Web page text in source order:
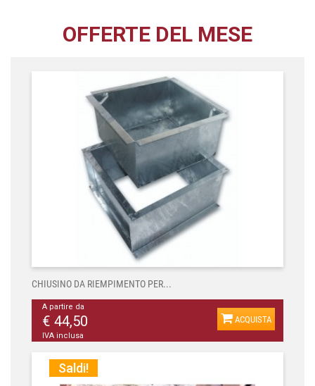
OFFERTE DEL MESE
CHIUSINO DA RIEMPIMENTO PER...
A partire da
€ 44,50
IVA inclusa
ACQUISTA
Saldi!